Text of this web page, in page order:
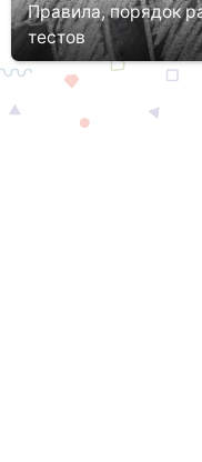
Правила, порядок
тестов
Образовательный
теме, развитие и